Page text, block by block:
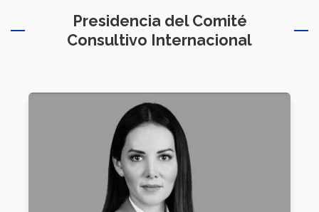
Presidencia del Comité
Consultivo Internacional